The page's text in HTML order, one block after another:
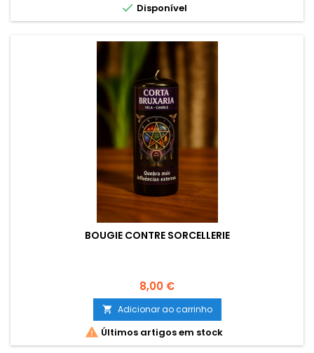
 Disponível
BOUGIE CONTRE SORCELLERIE
Preço
8,00 €
 Adicionar ao carrinho
 Últimos artigos em stock